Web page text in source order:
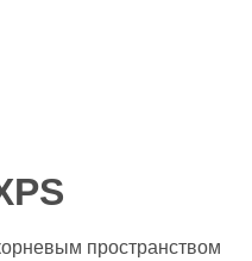
пространством